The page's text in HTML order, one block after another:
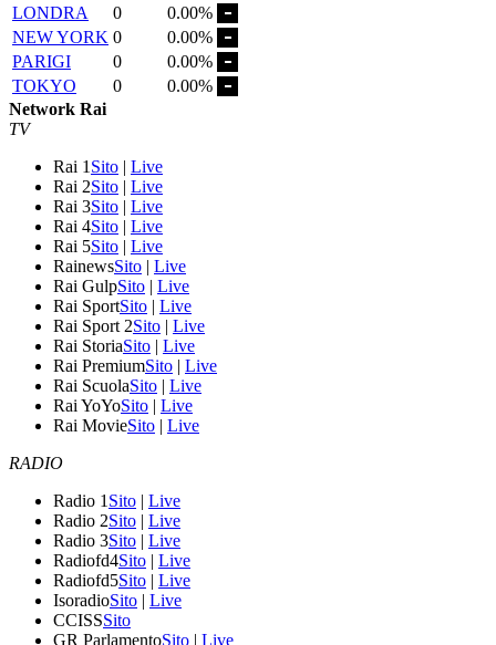
LONDRA
0
0.00%
NEW YORK 0
0.00%
PARIGI
0
0.00%
TOKYO
0
0.00%
Network Rai
TV
Rai 1 Sito | Live
Rai 2Sito | Live
Rai 3Sito | Live
Rai 4Sito | Live
Rai 5Sito | Live
RainewsSito | Live
Rai GulpSito | Live
Rai SportSito | Live
Rai Sport 2Sito | Live
Rai StoriaSito | Live
Rai PremiumSito | Live
Rai ScuolaSito | Live
Rai YoYoSito | Live
Rai MovieSito | Live
RADIO
Radio 1 Sito | Live
Radio 2Sito | Live
Radio 3Sito | Live
Radiofd4Sito | Live
Radiofd5Sito | Live
IsoradioSito | Live
CCISSSito
GR ParlamentoSito | Live